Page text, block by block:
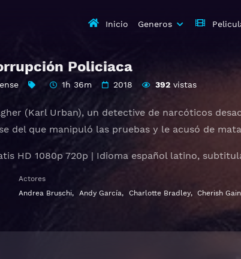
Inicio Generos
Policiaca
1h 36m 2018 392vistas
(Karl Urban), un detective de narcóticos
del que manipuló las pruebas y le acusó de
HD 1080p 720p | Idioma español latino,
Actores
Andrea Bruschi, Andy García, Charlotte Bradley, Cherish